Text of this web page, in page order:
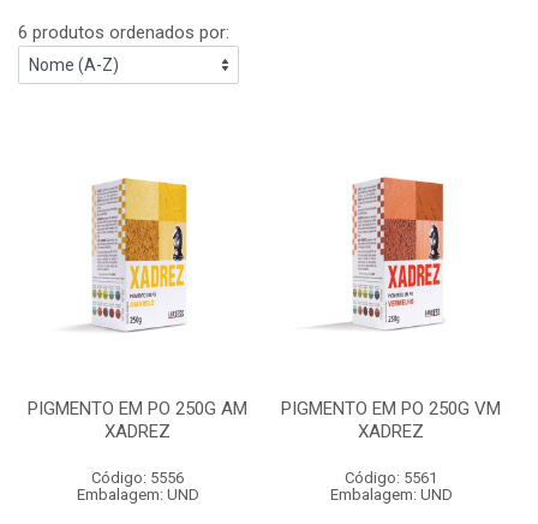
6 produtos ordenados por:
PIGMENTO EM PO 250G AM
XADREZ
Código: 5556
Embalagem: UND
PIGMENTO EM PO 250G VM
XADREZ
Código: 5561
Embalagem: UND